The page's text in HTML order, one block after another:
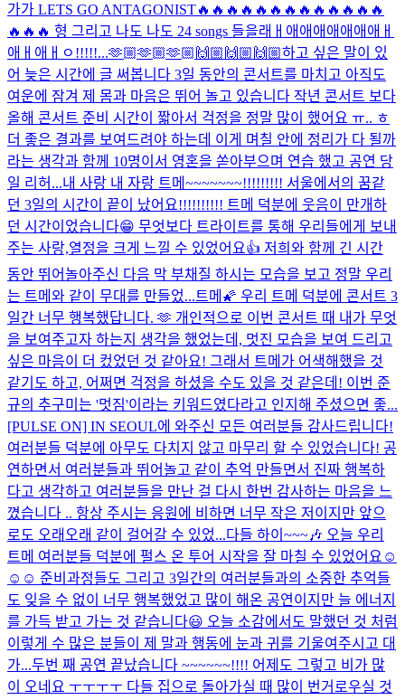
가가 LETS GO ANTAGONIST🔥🔥🔥🔥🔥🔥🔥🔥🔥🔥🔥🔥🔥
🔥🔥🔥 형 그리고 나도 나도 24 songs 들을래ㅐ애애애애애애애ㅐ
애ㅐ애ㅐㅇ!!!!!...🫶🏼🫶🏼🫶🏼🙌🏼🙌🏼🙌🏼하고 싶은 말이 있
어 늦은 시간에 글 써봅니다 3일 동안의 콘서트를 마치고 아직도
여운에 잠겨 제 몸과 마음은 뛰어 놀고 있습니다 작년 콘서트 보다
올해 콘서트 준비 시간이 짧아서 걱정을 정말 많이 했어요 ㅠ.. ㅎ
더 좋은 결과를 보여드려야 하는데 이게 며칠 안에 정리가 다 될까
라는 생각과 함께 10명이서 영혼을 쏟아부으며 연습 했고 공연 당
일 리허...내 사랑 내 자랑 트메~~~~~~~!!!!!!!!! 서울에서의 꿈같
던 3일의 시간이 끝이 났어요!!!!!!!!!! 트메 덕분에 웃음이 만개하
던 시간이었습니다😁 무엇보다 트라이트를 통해 우리들에게 보내
주는 사랑,열정을 크게 느낄 수 있었어요👍 저희와 함께 긴 시간
동안 뛰어놀아주신 다음 막 부채질 하시는 모습을 보고 정말 우리
는 트메와 같이 무대를 만들었...트메🌠 우리 트메 덕분에 콘서트 3
일간 너무 행복했답니다. 🫶 개인적으로 이번 콘서트 때 내가 무엇
을 보여주고자 하는지 생각을 했었는데, 멋진 모습을 보여 드리고
싶은 마음이 더 컸었던 것 같아요! 그래서 트메가 어색해했을 것
같기도 하고, 어쩌면 걱정을 하셨을 수도 있을 것 같은데! 이번 준
규의 추구미는 '멋짐'이라는 키워드였다라고 인지해 주셨으면 좋...
[PULSE ON] IN SEOUL에 와주신 모든 여러분들 감사드립니다!
여러분들 덕분에 아무도 다치지 않고 마무리 할 수 있었습니다! 공
연하면서 여러분들과 뛰어놀고 같이 추억 만들면서 진짜 행복하
다고 생각하고 여러분들을 만난 걸 다시 한번 감사하는 마음을 느
꼈습니다 .. 항상 주시는 응원에 비하면 너무 작은 저이지만 앞으
로도 오래오래 같이 걸어갈 수 있었...다들 하이~~~🎶 오늘 우리
트메 여러분들 덕분에 펄스 온 투어 시작을 잘 마칠 수 있었어요☺️
☺️☺️ 준비과정들도 그리고 3일간의 여러분들과의 소중한 추억들
도 잊을 수 없이 너무 행복했었고 많이 해온 공연이지만 늘 에너지
를 가득 받고 가는 것 같습니다😃 오늘 소감에서도 말했던 것 처럼
이렇게 수 많은 분들이 제 말과 행동에 눈과 귀를 기울여주시고 대
가...두번 째 공연 끝났습니다 ~~~~~~!!!! 어제도 그렇고 비가 많
이 오네요 ㅜㅜㅜㅜ 다들 집으로 돌아가실 때 많이 번거로우실 것